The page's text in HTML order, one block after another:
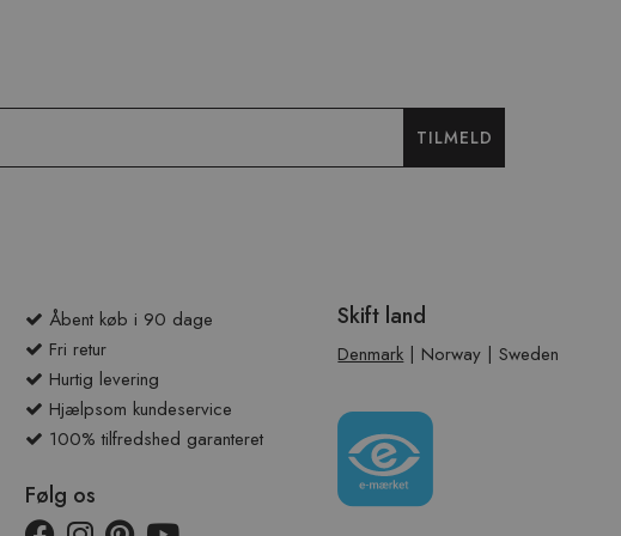
TILMELD
Åbent køb i 90 dage
Fri retur
Hurtig levering
Hjælpsom kundeservice
100% tilfredshed garanteret
Følg os
Skift land
Denmark | Norway |Sweden